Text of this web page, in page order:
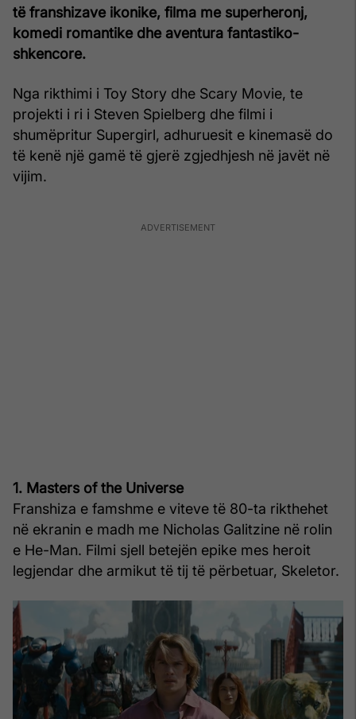
të franshizave ikonike, filma me superheronj,
komedi romantike dhe aventura fantastiko-
shkencore.
Nga rikthimi i Toy Story dhe Scary Movie, te
projekti i ri i Steven Spielberg dhe filmi i
shumëpritur Supergirl, adhuruesit e kinemasë do
të kenë një gamë të gjerë zgjedhjesh në javët në
vijim.
1. Masters of the Universe
Franshiza e famshme e viteve të 80-ta rikthehet
në ekranin e madh me Nicholas Galitzine në rolin
e He-Man. Filmi sjell betejën epike mes heroit
legjendar dhe armikut të tij të përbetuar, Skeletor.